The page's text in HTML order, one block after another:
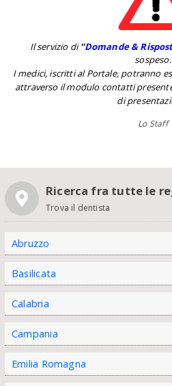
Il servizio di''Domande &
sospeso.
I medici, iscritti al Portale, potranno
attraverso il modulo contatti
di
Lo Staff
Ricerca fra tutte le
Trova il dentista
Abruzzo
Basilicata
Calabria
Campania
Emilia Romagna